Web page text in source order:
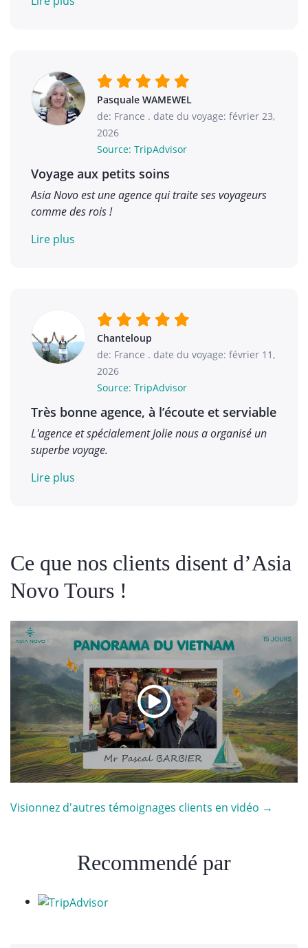
Pasquale WAMEWEL
de: France . date du voyage: février 23,
2026
Source: TripAdvisor
Voyage aux petits soins
Asia Novo est une agence qui traite ses voyageurs
comme des rois !
Lire plus
Chanteloup
de: France . date du voyage: février 11,
2026
Source: TripAdvisor
Très bonne agence, à l’écoute et serviable
L'agence et spécialement Jolie nous a organisé un
superbe voyage.
Lire plus
Ce que nos clients disent d’Asia
Novo Tours !
Visionnez d'autres témoignages clients en vidéo →
Recommendé par